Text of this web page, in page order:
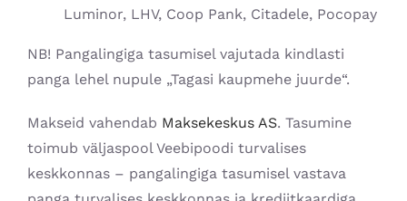
Luminor, LHV, Coop Pank, Citadele, Pocopay
NB! Pangalingiga tasumisel vajutada kindlasti
panga lehel nupule „Tagasi kaupmehe juurde“.
Makseid vahendab Maksekeskus AS. Tasumine
toimub väljaspool Veebipoodi turvalises
keskkonnas – pangalingiga tasumisel vastava